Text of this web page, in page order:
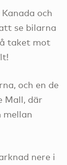
och
se bilarna
taket mot
och en de
Mall, där
nere i